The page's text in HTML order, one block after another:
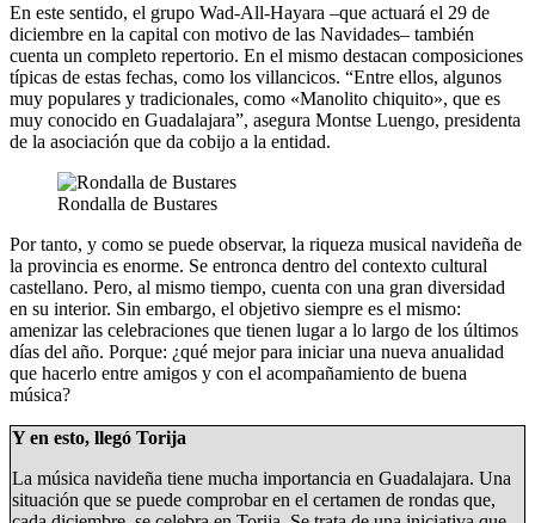
En este sentido, el grupo Wad-All-Hayara –que actuará el 29 de
diciembre en la capital con motivo de las Navidades– también
cuenta un completo repertorio. En el mismo destacan composiciones
típicas de estas fechas, como los villancicos. “Entre ellos, algunos
muy populares y tradicionales, como «Manolito chiquito», que es
muy conocido en Guadalajara”, asegura Montse Luengo, presidenta
de la asociación que da cobijo a la entidad.
Rondalla de Bustares
Por tanto, y como se puede observar, la riqueza musical navideña de
la provincia es enorme. Se entronca dentro del contexto cultural
castellano. Pero, al mismo tiempo, cuenta con una gran diversidad
en su interior. Sin embargo, el objetivo siempre es el mismo:
amenizar las celebraciones que tienen lugar a lo largo de los últimos
días del año. Porque: ¿qué mejor para iniciar una nueva anualidad
que hacerlo entre amigos y con el acompañamiento de buena
música?
Y en esto, llegó Torija
La música navideña tiene mucha importancia en Guadalajara. Una
situación que se puede comprobar en el certamen de rondas que,